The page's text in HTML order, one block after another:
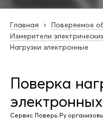
Главная
Поверяемое
Измерители
Нагрузки электронные
Поверка
электронных
Сервис Поверь.Ру